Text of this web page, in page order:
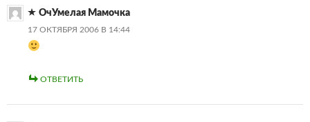
ОчУмелая Мамочка
17 ОКТЯБРЯ 2006 В 14:44
ОТВЕТИТЬ